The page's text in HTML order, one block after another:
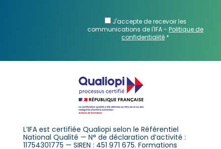
J'accepte de recevoir les
communications de l'IFA -Politique de
confidentialité *
L’IFA est certifiée Qualiopi selon le Référentiel
National Qualité — N° de déclaration d’activité :
11754301775 — SIREN : 451 971 675. Formations